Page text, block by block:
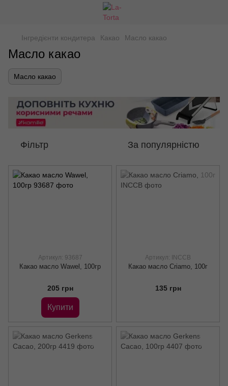
Інгредієнти кондитера Какао Масло какао
Масло какао
Масло какао
Фільтр За популярністю
Артикул: 93687
Какао масло Wawel, 100гр
205 грн
Купити
Артикул: INCCB
Какао масло Criamo, 100г
135 грн